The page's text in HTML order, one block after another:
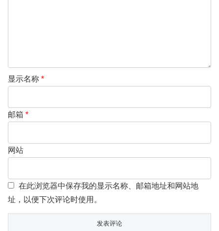
显示名称 *
邮箱 *
网站
在此浏览器中保存我的显示名称、邮箱地址和网站地
址，以便下次评论时使用。